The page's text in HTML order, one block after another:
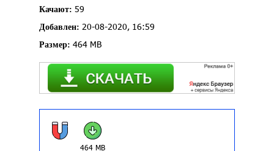
Качают: 59
Добавлен: 20-08-2020, 16:59
Размер: 464 MB
464 MB